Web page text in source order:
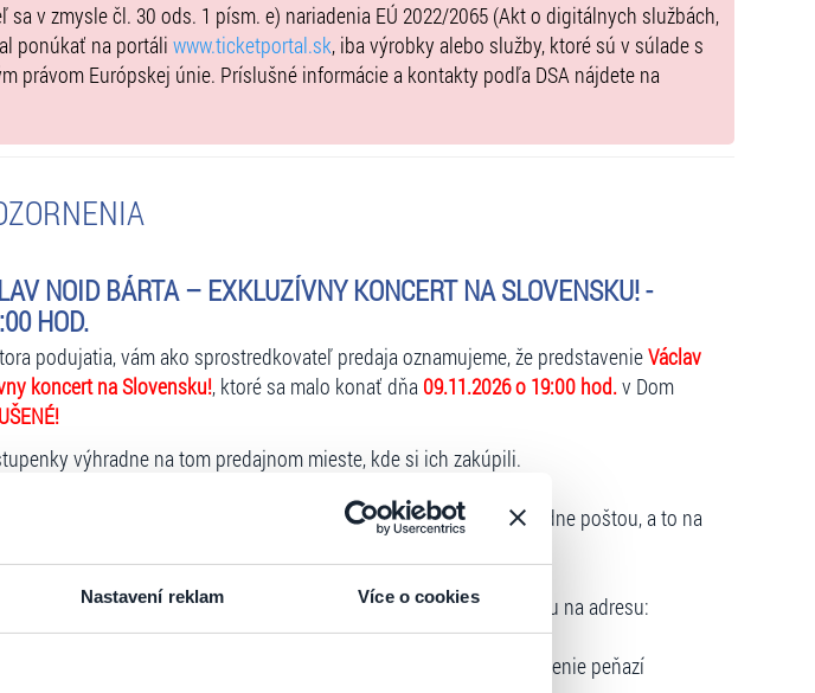
Nastavení reklam Více o cookies
sa v zmysle čl. 30 ods. 1 písm. e) nariadenia EÚ 2022/2065 (Akt o digitálnych službách,
ponúkať na portáli www.ticketportal.sk, iba výrobky alebo služby, ktoré sú v súlade s
právom Európskej únie. Príslušné informácie a kontakty podľa DSA nájdete na
NOID BÁRTA – EXKLUZÍVNY KONCERT NA SLOVENSKU! -
HOD.
podujatia, vám ako sprostredkovateľ predaja oznamujeme, že predstavenieVáclav
koncert na Slovensku!, ktoré sa malo konať dňa 09.11.2026 o 19:00 hod.v Dom
výhradne na tom predajnom mieste, kde si ich zakúpili.
zrušenom predajnom mieste, ich môžu vrátiť výhradne poštou, a to na
na predajnom mieste Benefitovou poukážkouje nutné zaslať poštou na adresu:
Kalinčiakova 33, 831 04 Bratislava.
, môže požiadať o vrátenie peňazí